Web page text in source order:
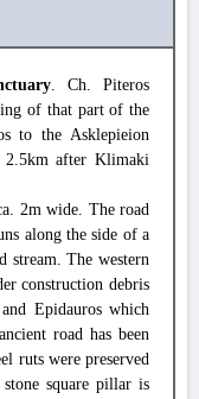
. Ch. Piteros
of that part of the
to the Asklepieion
2.5km after Klimaki
2m wide. The road
along the side of a
stream. The western
construction debris
Epidauros which
road has been
ruts were preserved
square pillar is